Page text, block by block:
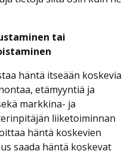
tai
häntä itseään koskevia
etämyyntiä ja
markkina- ja
liiketoiminnan
häntä koskevien
saada häntä koskevat